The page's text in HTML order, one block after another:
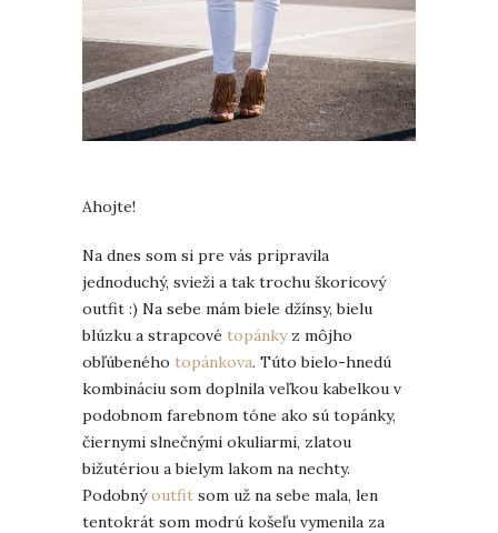
Ahojte!
Na dnes som si pre vás pripravila
jednoduchý, svieži a tak trochu škoricový
outfit :) Na sebe mám biele džínsy, bielu
blúzku a strapcové topánkyz môjho
obľúbeného topánkova. Túto bielo-hnedú
kombináciu som doplnila veľkou kabelkou v
podobnom farebnom tóne ako sú topánky,
čiernymi slnečnými okuliarmi, zlatou
bižutériou a bielym lakom na nechty.
Podobnýoutfit som už na sebe mala, len
tentokrát som modrú košeľu vymenila za